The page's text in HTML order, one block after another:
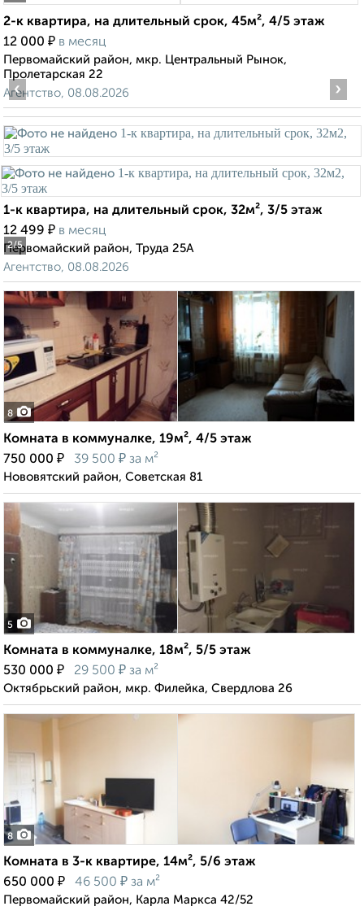
2-к квартира, на длительный срок, 45м², 4/5 этаж
12 000 ₽ в месяц
Первомайский район, мкр. Центральный Рынок,
Пролетарская 22
Агентство, 08.08.2026
2/5
‹ ›
1-к квартира, на длительный срок, 32м², 3/5 этаж
12 499 ₽ в месяц
Первомайский район, Труда 25А
Агентство, 08.08.2026
8
Комната в коммуналке, 19м², 4/5 этаж
750 000 ₽ 39 500 ₽ за м²
Нововятский район, Советская 81
5
Комната в коммуналке, 18м², 5/5 этаж
530 000 ₽ 29 500 ₽ за м²
Октябрьский район, мкр. Филейка, Свердлова 26
8
Комната в 3-к квартире, 14м², 5/6 этаж
650 000 ₽ 46 500 ₽ за м²
Первомайский район, Карла Маркса 42/52